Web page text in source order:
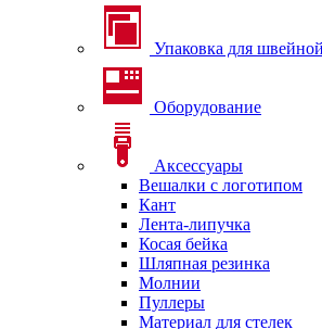
Упаковка для
Оборудование
Аксессуары
Вешалки с логотипом
Кант
Лента-липучка
Косая бейка
Шляпная резинка
Молнии
Пуллеры
Материал для стелек